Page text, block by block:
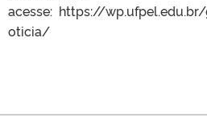
acesse: https://
oticia/